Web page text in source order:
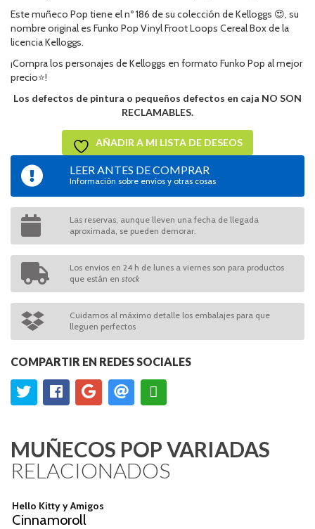
Este muñeco Pop tiene el nº 186 de su colección de Kelloggs 😍, su
nombre original es Funko Pop Vinyl Froot Loops Cereal Box de la
licencia Kelloggs.
¡Compra los personajes de Kelloggs en formato Funko Pop al mejor
precio⭐!
Los defectos de pintura o pequeños defectos en caja NO SON
RECLAMABLES.
AÑADIR A MI LISTA DE DESEOS
LEER ANTES DE COMPRAR
Información sobre envíos y otras cosas
Las reservas, aunque lleven una fecha de llegada
aproximada, se pueden demorar.
Los envios en 24 h de lunes a viernes son para productos
que están en stock
Cuidamos al máximo detalle los embalajes para que
lleguen perfectos
COMPARTIR EN REDES SOCIALES
MUÑECOS POP VARIADAS
RELACIONADOS
Hello Kitty y Amigos
Cinnamoroll